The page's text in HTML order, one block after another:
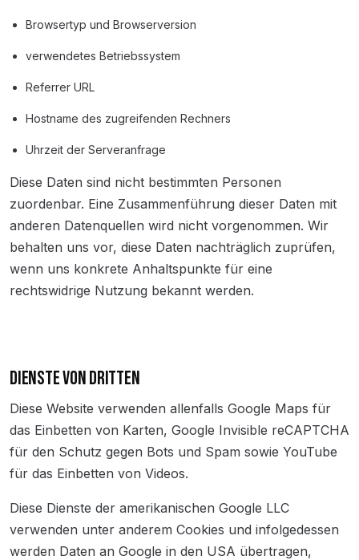
Browsertyp und Browserversion
verwendetes Betriebssystem
Referrer URL
Hostname des zugreifenden Rechners
Uhrzeit der Serveranfrage
Diese Daten sind nicht bestimmten Personen
zuordenbar. Eine Zusammenführung dieser Daten mit
anderen Datenquellen wird nicht vorgenommen. Wir
behalten uns vor, diese Daten nachträglich zuprüfen,
wenn uns konkrete Anhaltspunkte für eine
rechtswidrige Nutzung bekannt werden.
DIENSTE VON DRITTEN
Diese Website verwenden allenfalls Google Maps für
das Einbetten von Karten, Google Invisible reCAPTCHA
für den Schutz gegen Bots und Spam sowie YouTube
für das Einbetten von Videos.
Diese Dienste der amerikanischen Google LLC
verwenden unter anderem Cookies und infolgedessen
werden Daten an Google in den USA übertragen,